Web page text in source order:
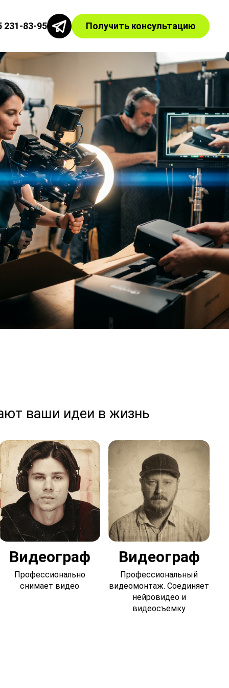
231-83-95 Получить консультацию
ваши идеи в жизнь
Видеограф
Профессионально
снимает видео
Видеограф
Профессиональный
видеомонтаж. Соединяет
нейровидео и
видеосъемку